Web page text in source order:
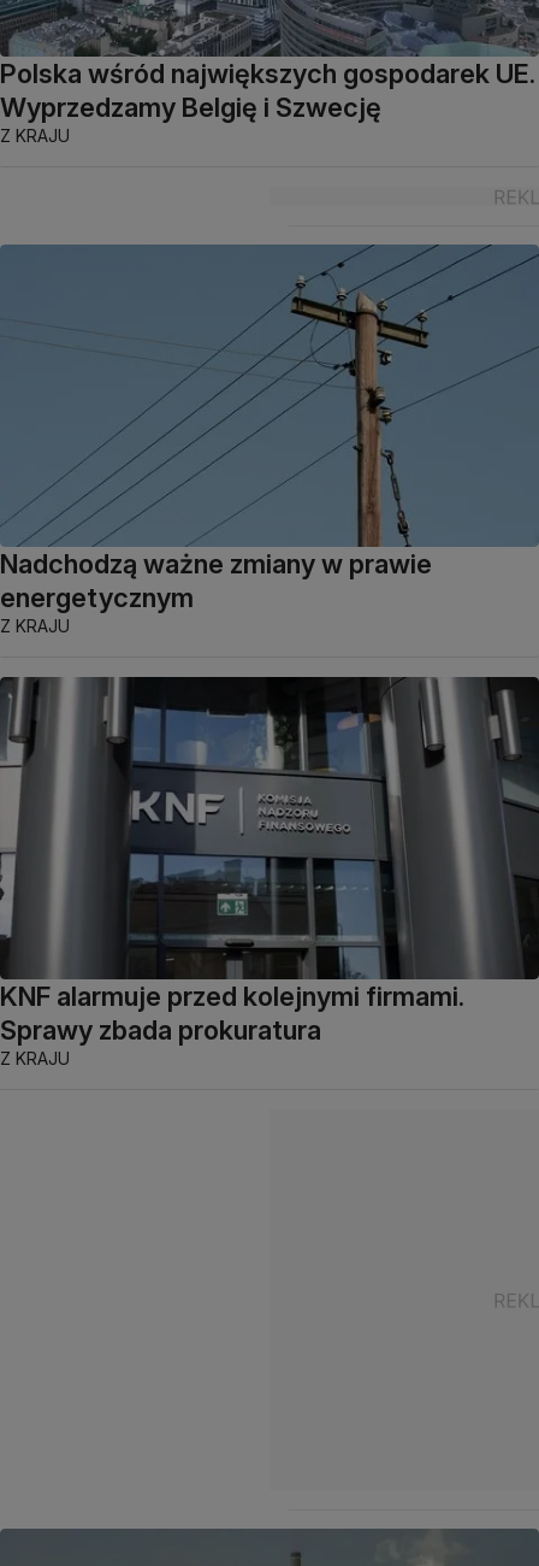
Polska wśród największych gospodarek UE.
Wyprzedzamy Belgię i Szwecję
Z KRAJU
Nadchodzą ważne zmiany w prawie
energetycznym
Z KRAJU
KNF alarmuje przed kolejnymi firmami.
Sprawy zbada prokuratura
Z KRAJU